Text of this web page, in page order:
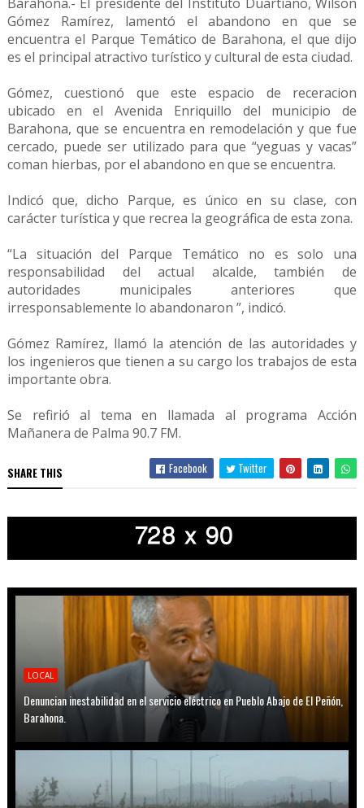
Gómez Ramírez, lamentó el abandono en que se
encuentra el Parque Temático de Barahona, el que dijo
es el principal atractivo turístico y cultural de esta ciudad.
Gómez, cuestionó que este espacio de receracion
ubicado en el Avenida Enriquillo del municipio de
Barahona, que se encuentra en remodelación y que fue
cercado, puede ser utilizado para que “yeguas y vacas”
coman hierbas, por el abandono en que se encuentra.
Indicó que, dicho Parque, es único en su clase, con
carácter turística y que recrea la geográfica de esta zona.
“La situación del Parque Temático no es solo una
responsabilidad del actual alcalde, también de
autoridades municipales anteriores que
irresponsablemente lo abandonaron ”, indicó.
Gómez Ramírez, llamó la atención de las autoridades y
los ingenieros que tienen a su cargo los trabajos de esta
importante obra.
Se refirió al tema en llamada al programa Acción
Mañanera de Palma 90.7 FM.
SHARE THIS Facebook Twitter
LOCAL
Denuncian inestabilidad en el servicio eléctrico en Pueblo Abajo de El Peñón,
Barahona.